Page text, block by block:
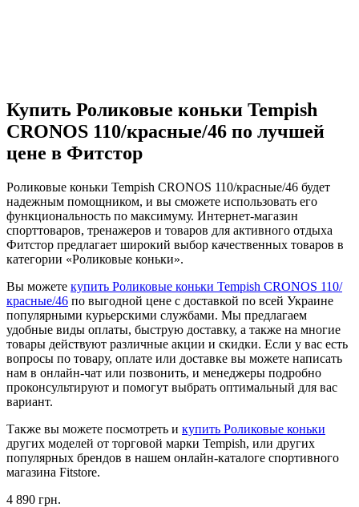
Купить Роликовые коньки Tempish
CRONOS 110/красные/46 по лучшей
цене в Фитстор
Роликовые коньки Tempish CRONOS 110/красные/46 будет
надежным помощником, и вы сможете использовать его
функциональность по максимуму. Интернет-магазин
спорттоваров, тренажеров и товаров для активного отдыха
Фитстор предлагает широкий выбор качественных товаров в
категории «Роликовые коньки».
Вы можете купить Роликовые коньки Tempish CRONOS 110/
красные/46 по выгодной цене с доставкой по всей Украине
популярными курьерскими службами. Мы предлагаем
удобные виды оплаты, быструю доставку, а также на многие
товары действуют различные акции и скидки. Если у вас есть
вопросы по товару, оплате или доставке вы можете написать
нам в онлайн-чат или позвонить, и менеджеры подробно
проконсультируют и помогут выбрать оптимальный для вас
вариант.
Также вы можете посмотреть и купить Роликовые коньки
других моделей от торговой марки Tempish, или других
популярных брендов в нашем онлайн-каталоге спортивного
магазина Fitstore.
4 890 грн.